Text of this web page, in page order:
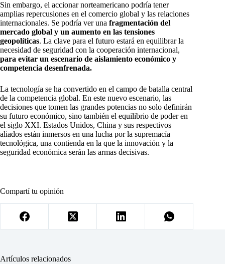
Sin embargo, el accionar norteamericano podría tener
amplias repercusiones en el comercio global y las relaciones
internacionales. Se podría ver una fragmentación del
mercado global y un aumento en las tensiones
geopolíticas. La clave para el futuro estará en equilibrar la
necesidad de seguridad con la cooperación internacional,
para evitar un escenario de aislamiento económico y
competencia desenfrenada.
La tecnología se ha convertido en el campo de batalla central
de la competencia global. En este nuevo escenario, las
decisiones que tomen las grandes potencias no solo definirán
su futuro económico, sino también el equilibrio de poder en
el siglo XXI. Estados Unidos, China y sus respectivos
aliados están inmersos en una lucha por la supremacía
tecnológica, una contienda en la que la innovación y la
seguridad económica serán las armas decisivas.
Compartí tu opinión
Artículos relacionados